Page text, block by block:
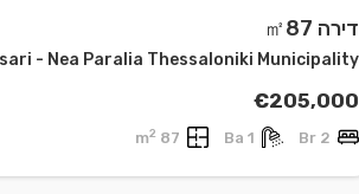
דירה ㎡87
€205,000
2 Br
1 Ba
87 m
2